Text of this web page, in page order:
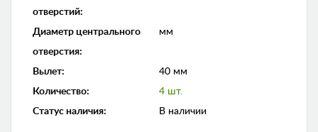
отверстий:
Диаметр центрального
отверстия:
мм
Вылет:
40 мм
Количество:
4 шт.
Статус наличия: В наличии